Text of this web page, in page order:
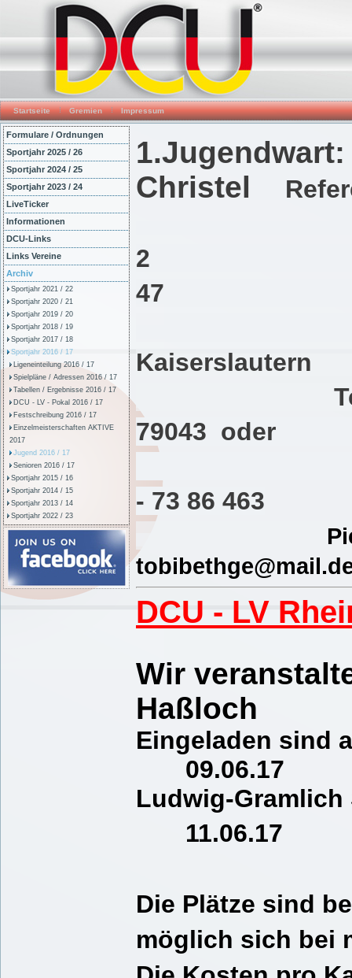
Startseite Gremien Impressum
Formulare / Ordnungen
Sportjahr 2025 / 26
Sportjahr 2024 / 25
Sportjahr 2023 / 24
LiveTicker
Informationen
DCU-Links
Links Vereine
Archiv
Sportjahr 2021 / 22
Sportjahr 2020 / 21
Sportjahr 2019 / 20
Sportjahr 2018 / 19
Sportjahr 2017 / 18
Sportjahr 2016 / 17
Ligeneinteilung 2016 / 17
Spielpläne / Adressen 2016 / 17
Tabellen / Ergebnisse 2016 / 17
DCU - LV - Pokal 2016 / 17
Festschreibung 2016 / 17
Einzelmeisterschaften AKTIVE
2017
Jugend 2016 / 17
Senioren 2016 / 17
Sportjahr 2015 / 16
Sportjahr 2014 / 15
Sportjahr 2013 / 14
Sportjahr 2022 / 23
Christel
2
47
Tel.:
- 73 86 463
DCU - LV
Wir
Haßloch
Eingeladen sind
09.06.17
Ludwig-Gramlich
11.06.17
Die Plätze sind
möglich sich bei